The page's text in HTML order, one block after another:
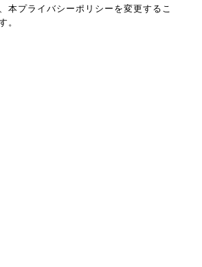
本プライバシーポリシーを変更するこ
。